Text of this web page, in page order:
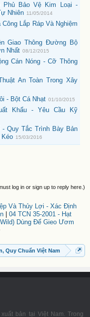
Phủ Bảo Vệ Kim Loại -
Nhiên 11/05/2014
Lắp Ráp Và Nghiệm
Giao Thông Đường Bộ
Nhất 08/12/2015
Cán Nóng - Cỡ Thông
An Toàn Trong Xây
- Bột Cá Nhạt 01/10/2015
Khẩu - Yêu Cầu Kỹ
- Quy Tắc Trình Bày Bản
15/03/2016
log in or sign up to reply here.)
Và Thủy Lợi - Xác Định
| 04 TCN 35-2001 - Hạt
Dùng Để Gieo Ươm
Quy Chuẩn Việt Nam
bản tại Việt Nam. Trong